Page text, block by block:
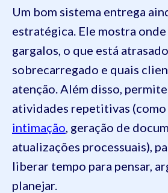
Um bom sistema entrega
estratégica. Ele mostra
gargalos, o que está
sobrecarregado e quais
atenção. Além disso,
atividades repetitivas (como
intimação , geração de
atualizações processuais),
liberar tempo para pensar,
planejar.